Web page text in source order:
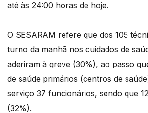
até às 24:00 horas de hoje.
O SESARAM refere que dos 105
turno da manhã nos cuidados de
aderiram à greve (30%), ao passo
de saúde primários (centros de
serviço 37 funcionários, sendo que
(32%).